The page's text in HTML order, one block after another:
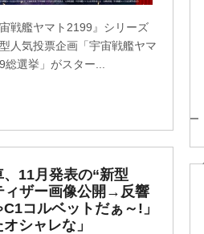
戦艦ヤマト2199』シリーズ
人気投票企画「宇宙戦艦ヤマ
総選挙」がスター...
11月発表の“新型
ィザー画像公開→反響
C1コルベットだぁ～!」
オシャレな」